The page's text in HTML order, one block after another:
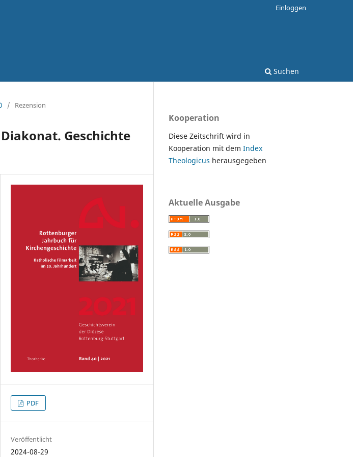
Suchen
Einloggen
/ Rezension
Geschichte
PDF
Veröffentlicht
2024-08-29
Kooperation
Diese Zeitschrift wird in
Kooperation mit dem Index
Theologicus herausgegeben
Aktuelle Ausgabe